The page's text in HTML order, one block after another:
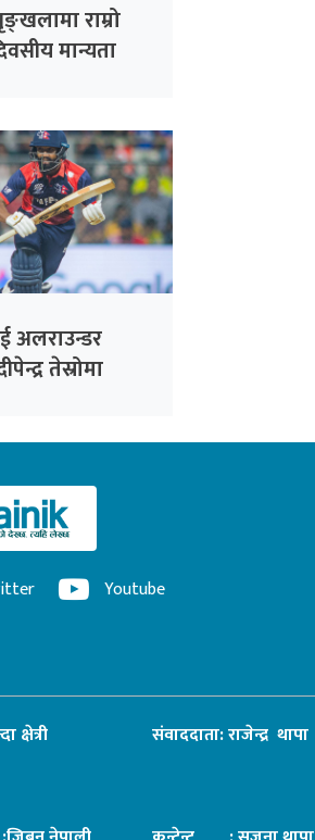
राम्रो
मान्यता
अलराउन्डर
तेस्रोमा
Youtube
क्षेत्री संवाददाता: राजेन्द्र थापा